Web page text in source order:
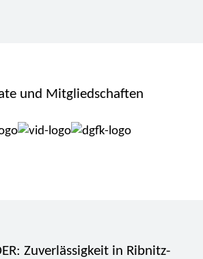
und Mitgliedschaften
Zuverlässigkeit in Ribnitz-